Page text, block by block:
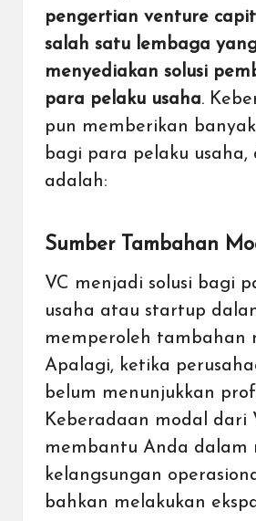
pengertian venture
salah satu lembaga
menyediakan solusi
para pelaku usaha.
pun memberikan
bagi para pelaku
adalah:
Sumber Tambahan
VC menjadi solusi bagi
usaha atau startup
memperoleh tambahan
Apalagi, ketika
belum menunjukkan
Keberadaan modal dari
membantu Anda dalam
kelangsungan
bahkan melakukan